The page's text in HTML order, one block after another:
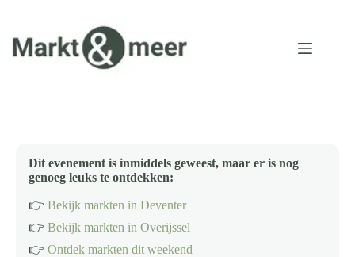
inhoud
Dit evenement is inmiddels geweest, maar er is nog
genoeg leuks te ontdekken:
👉 Bekijk markten in Deventer
👉 Bekijk markten in Overijssel
👉 Ontdek markten dit weekend